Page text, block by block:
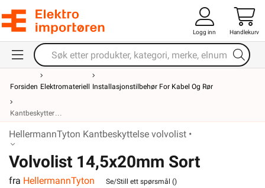
Logg inn Handlekurv
Forsiden Elektromateriell Installasjonstilbehør For Kabel Og Rør
Kantbeskytter
HellermannTyton Kantbeskyttelse volvolist •
Volvolist 14,5x20mm Sort
fra HellermannTyton Se/Still ett spørsmål ()